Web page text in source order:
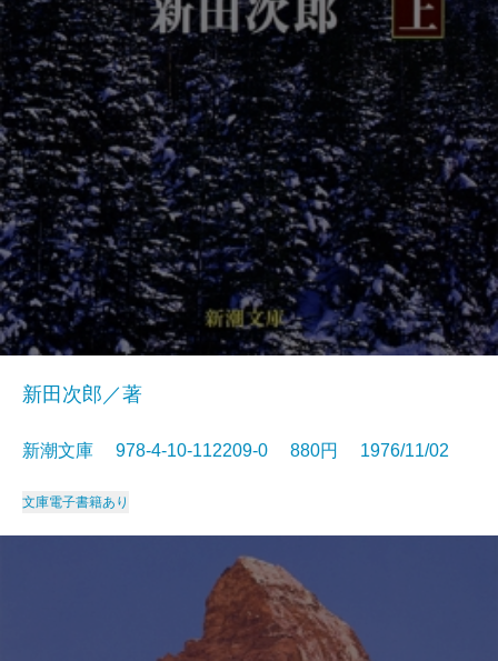
新田次郎／著
新潮文庫 978-4-10-112209-0 880円 1976/11/02
文庫電子書籍あり